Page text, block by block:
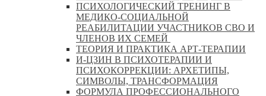
ПСИХОЛОГИЧЕСКИЙ ТРЕНИНГ В
МЕДИКО-СОЦИАЛЬНОЙ
РЕАБИЛИТАЦИИ УЧАСТНИКОВ СВО И
ЧЛЕНОВ ИХ СЕМЕЙ
ТЕОРИЯ И ПРАКТИКА АРТ-ТЕРАПИИ
И-ЦЗИН В ПСИХОТЕРАПИИ И
ПСИХОКОРРЕКЦИИ: АРХЕТИПЫ,
СИМВОЛЫ, ТРАНСФОРМАЦИЯ
ФОРМУЛА ПРОФЕССИОНАЛЬНОГО